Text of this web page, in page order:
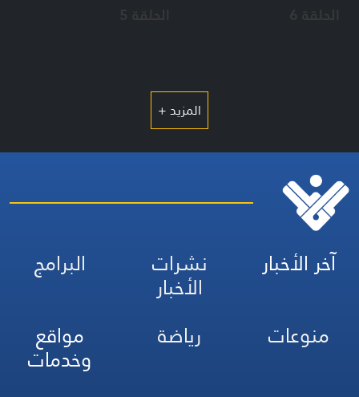
الحلقة 6 الحلقة 5
المزيد +
آخر الأخبار نشرات
الأخبار
البرامج
منوعات
رياضة مواقع
وخدمات